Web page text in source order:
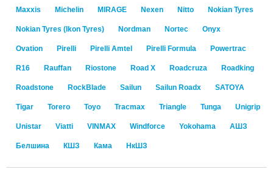
Maxxis Michelin MIRAGE Nexen Nitto Nokian Tyres
Nokian Tyres (Ikon Tyres) Nordman Nortec Onyx
Ovation Pirelli Pirelli Amtel Pirelli Formula Powertrac
R16 Rauffan Riostone Road X Roadcruza Roadking
Roadstone RockBlade Sailun Sailun Roadx SATOYA
Tigar Torero Toyo Tracmax Triangle Tunga Unigrip
Unistar Viatti VINMAX Windforce Yokohama АШЗ
Белшина КШЗ Кама НкШЗ